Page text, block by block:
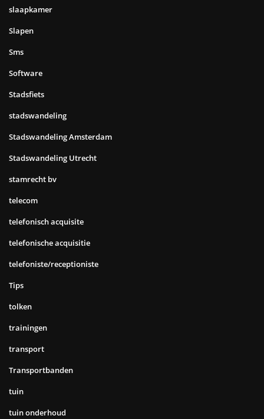
slaapkamer
Slapen
Sms
Software
Stadsfiets
stadswandeling
Stadswandeling Amsterdam
Stadswandeling Utrecht
stamrecht bv
telecom
telefonisch acquisite
telefonische acquisitie
telefoniste/receptioniste
Tips
tolken
trainingen
transport
Transportbanden
tuin
tuin onderhoud